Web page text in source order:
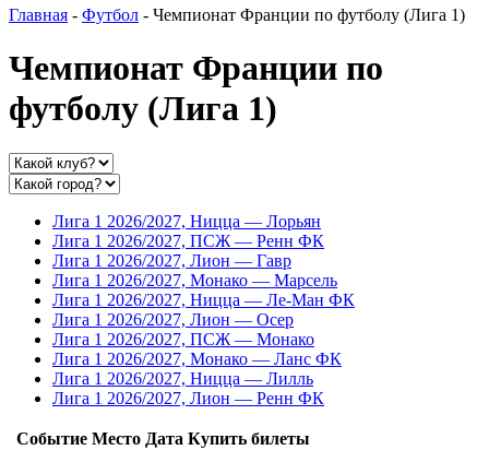
Главная - Футбол - Чемпионат Франции по футболу (Лига 1)
Чемпионат Франции по
футболу (Лига 1)
Лига 1 2026/2027, Ницца — Лорьян
Лига 1 2026/2027, ПСЖ — Ренн ФК
Лига 1 2026/2027, Лион — Гавр
Лига 1 2026/2027, Монако — Марсель
Лига 1 2026/2027, Ницца — Ле-Ман ФК
Лига 1 2026/2027, Лион — Осер
Лига 1 2026/2027, ПСЖ — Монако
Лига 1 2026/2027, Монако — Ланс ФК
Лига 1 2026/2027, Ницца — Лилль
Лига 1 2026/2027, Лион — Ренн ФК
Событие Место Дата Купить билеты